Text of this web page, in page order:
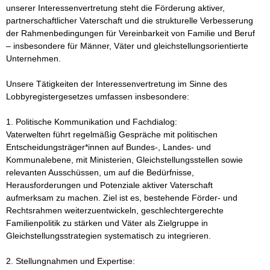
unserer Interessenvertretung steht die Förderung aktiver,
partnerschaftlicher Vaterschaft und die strukturelle Verbesserung
der Rahmenbedingungen für Vereinbarkeit von Familie und Beruf
– insbesondere für Männer, Väter und gleichstellungsorientierte
Unternehmen.
Unsere Tätigkeiten der Interessenvertretung im Sinne des
Lobbyregistergesetzes umfassen insbesondere:
1. Politische Kommunikation und Fachdialog:
Vaterwelten führt regelmäßig Gespräche mit politischen
Entscheidungsträger*innen auf Bundes-, Landes- und
Kommunalebene, mit Ministerien, Gleichstellungsstellen sowie
relevanten Ausschüssen, um auf die Bedürfnisse,
Herausforderungen und Potenziale aktiver Vaterschaft
aufmerksam zu machen. Ziel ist es, bestehende Förder- und
Rechtsrahmen weiterzuentwickeln, geschlechtergerechte
Familienpolitik zu stärken und Väter als Zielgruppe in
Gleichstellungsstrategien systematisch zu integrieren.
2. Stellungnahmen und Expertise: